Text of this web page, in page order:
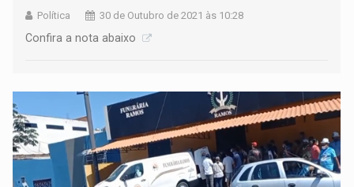
Política 30 de Outubro de 2021 às 10:28
Confira a nota abaixo